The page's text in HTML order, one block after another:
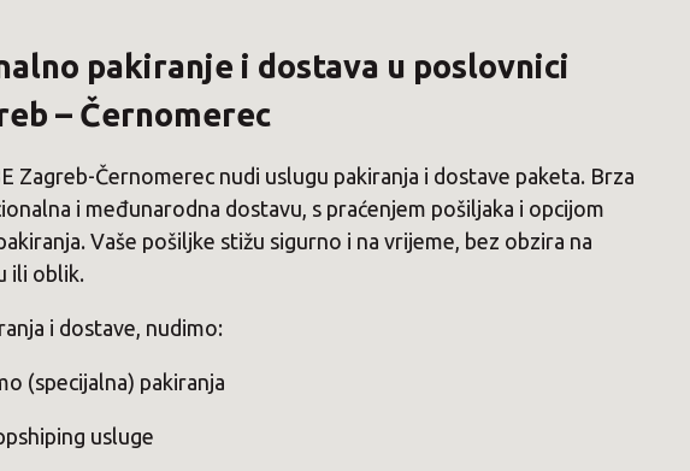
pakiranje i dostava u poslovnici
– Černomerec
Zagreb-Černomerec nudi uslugu pakiranja i dostave paketa. Brza
i međunarodna dostavu, s praćenjem pošiljaka i opcijom
Vaše pošiljke stižu sigurno i na vrijeme, bez obzira na
ili oblik.
i dostave, nudimo:
(specijalna) pakiranja
usluge